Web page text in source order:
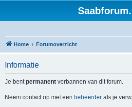
Home Forumoverzicht
Informatie
Je bentpermanent verbannen van dit forum.
Neem contact op met een beheerder als je